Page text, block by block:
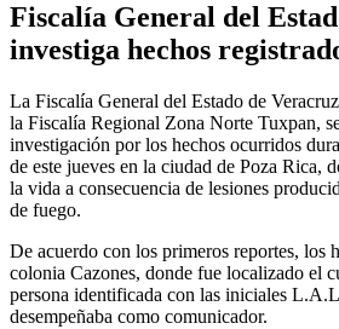
Fiscalía General del
investiga hechos
La Fiscalía General del Estado de
la Fiscalía Regional Zona Norte Tuxpan,
investigación por los hechos ocurridos
de este jueves en la ciudad de Poza Rica,
la vida a consecuencia de lesiones
de fuego.
De acuerdo con los primeros reportes, los
colonia Cazones, donde fue localizado el
persona identificada con las iniciales
desempeñaba como comunicador.